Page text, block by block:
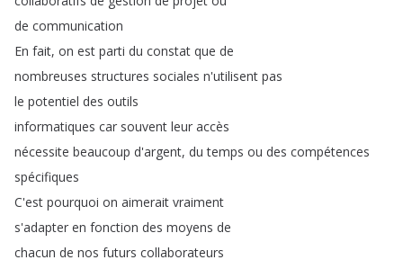
de communication
En fait, on est parti du constat que de
nombreuses structures sociales n'utilisent pas
le potentiel des outils
informatiques car souvent leur accès
nécessite beaucoup d'argent, du temps ou des compétences
spécifiques
C'est pourquoi on aimerait vraiment
s'adapter en fonction des moyens de
chacun de nos futurs collaborateurs